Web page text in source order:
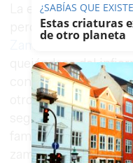
La esencia de la
perdida en Jerez.
Zambombas a ritmo
quejándose del
convertido las
otros puntos en la
seguir disfrutando
familiar al calor de
zambomba de toda
¿SABÍAS QUE
Estas criaturas
de otro planeta